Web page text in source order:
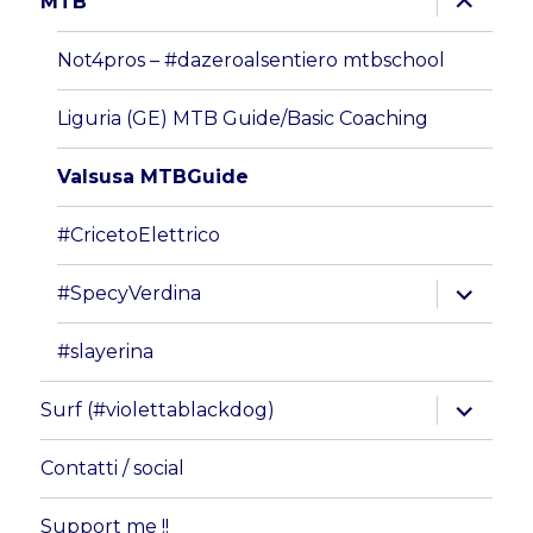
i
menu
child
Not4pros – #dazeroalsentiero mtbschool
Liguria (GE) MTB Guide/Basic Coaching
Valsusa MTBGuide
#CricetoElettrico
#SpecyVerdina
apri
i
menu
#slayerina
Surf (#violettablackdog)
apri
i
menu
Contatti / social
Support me !!